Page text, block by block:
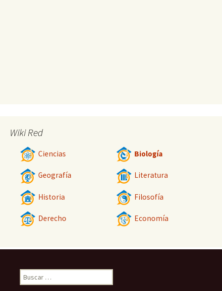
Wiki Red
Ciencias Biología
Geografía Literatura
Historia Filosofía
Derecho Economía
Buscar: